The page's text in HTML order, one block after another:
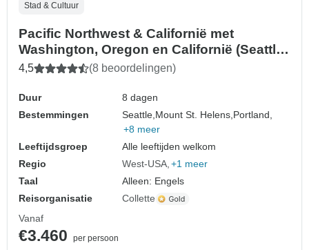
Stad & Cultuur
Pacific Northwest & Californië met
Washington, Oregon en Californië (Seattle,
WA tot San Francisco, CA) (2027)
4,5 (8 beoordelingen)
Duur
8 dagen
Bestemmingen
Seattle,Mount St. Helens,Portland,
+8 meer
Leeftijdsgroep
Alle leeftijden welkom
Regio
West-USA +1 meer
Taal
Alleen: Engels
Reisorganisatie
Collette
Vanaf
€3.460
per persoon